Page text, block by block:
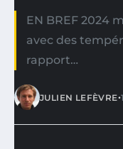
EN BREF 2024
avec des
rapport…
JULIEN LEFÈVRE•